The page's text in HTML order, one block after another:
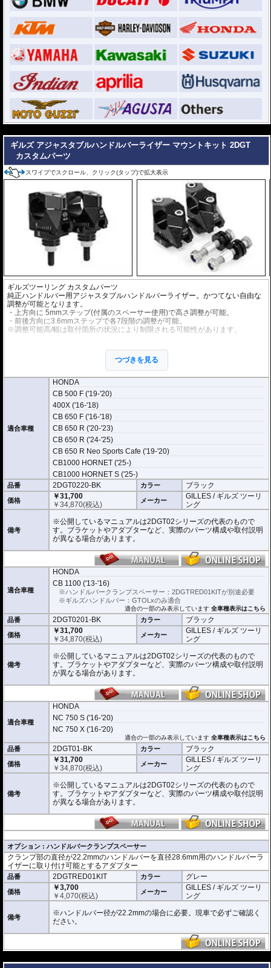
ギルズ アジャスタブルハンドルバーライザー マウントキット 2DGT
カスタムパーツ
スワイプでスクロール、クリック(タップ)で拡大表示
ギルズツーリング カスタムパーツ
純正ハンドルバー用アジャスタブルハンドルバーライザー。かつてない自由な
調整が可能となります。
・上方向に 5mmステップ(付属のスペーサー使用)で高さ調整が可能。
・前後方向に3.6mmステップで各7段階の調整が可能。
※調整可能高/幅は取付箇所の状況により制限される可能性があります。
オプション : ハンドルバークランプスペーサー
品番(2DGTRED01KIT)：クランプ部の直径が22.2mmのハンドルバーを直径28.
6mm用のハンドルバーライザーに取り付け可能とするアダプター
ハンドルバー径が22.2mmの場合はハンドルバークランプスペーサーが別途必
要。現車で必ずご確認ください。
つづきを見る
適合車種
HONDA
CB 500 F ('19-'20)
400X ('16-'18)
CB 650 F ('16-'18)
CB 650 R ('20-'23)
CB 650 R ('24-'25)
CB 650 R Neo Sports Cafe ('19-'20)
CB1000 HORNET ('25-)
CB1000 HORNET S ('25-)
品番 2DGT0220-BK カラー ブラック
価格
￥31,700
￥34,870(税込) メーカー
GILLES / ギルズ ツーリ
ング
備考
※公開しているマニュアルは2DGT02シリーズの代表のもので
す。ブラケットやアダプターなど、実際のパーツ構成や取付説明
が異なる場合があります。
適合車種
HONDA
CB 1100 ('13-'16)
※ハンドルバークランプスペーサー：2DGTRED01KITが別途必要
※ギルズハンドルバー：GTOLxのみ適合
適合の一部のみ表示しています全車種表示はこちら
品番 2DGT0201-BK カラー ブラック
価格
￥31,700
￥34,870(税込) メーカー
GILLES / ギルズ ツーリ
ング
備考
※公開しているマニュアルは2DGT02シリーズの代表のもので
す。ブラケットやアダプターなど、実際のパーツ構成や取付説明
が異なる場合があります。
適合車種
HONDA
NC 750 S ('16-'20)
NC 750 X ('16-'20)
適合の一部のみ表示しています全車種表示はこちら
品番 2DGT01-BK カラー ブラック
価格
￥31,700
￥34,870(税込) メーカー
GILLES / ギルズ ツーリ
ング
備考
※公開しているマニュアルは2DGT02シリーズの代表のもので
す。ブラケットやアダプターなど、実際のパーツ構成や取付説明
が異なる場合があります。
オプション : ハンドルバークランプスペーサー
クランプ部の直径が22.2mmのハンドルバーを直径28.6mm用のハンドルバーラ
イザーに取り付け可能とするアダプター
品番 2DGTRED01KIT カラー グレー
価格
￥3,700
￥4,070(税込) メーカー
GILLES / ギルズ ツーリ
ング
備考
※ハンドルバー径が22.2mmの場合に必要。現車で必ずご確認く
ださい。